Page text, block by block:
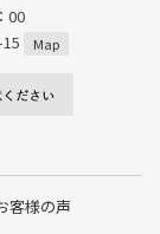
00
Map
客様の声